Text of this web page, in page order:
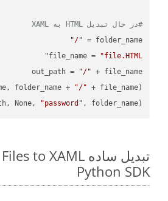
#در حال تبدیل HTML به XAML
folder_name =
"/"
file_name =
"file.HTML"
out_path =
"/"
folder_name +
"/"
None,
"password" , folder_name)
Python SDK